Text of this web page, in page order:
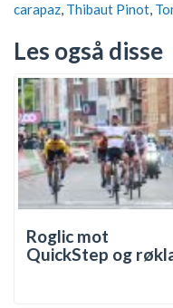
carapaz, Thibaut Pinot,
Les også disse
Roglic mot
QuickStep og